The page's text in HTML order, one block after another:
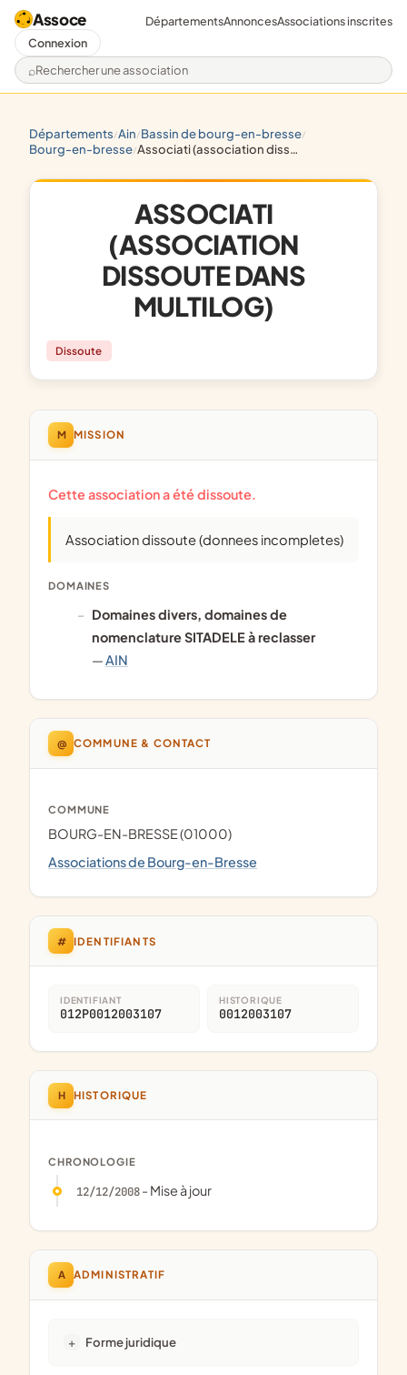
Assoce
Rechercher une association
DépartementsAnnoncesAssociations inscrites
Connexion
départements/ ain/ bassin de bourg-en-bresse/
bourg-en-bresse/ associati (association dissoute dans multilog)
ASSOCIATI
(ASSOCIATION
DISSOUTE DANS
MULTILOG)
Dissoute
M MISSION
Cette association a été dissoute.
Association dissoute (donnees incompletes)
DOMAINES
domaines divers, domaines de
nomenclature SITADELE à reclasser
—AIN
@ COMMUNE & CONTACT
COMMUNE
BOURG-EN-BRESSE (01000)
Associations de Bourg-en-Bresse
# IDENTIFIANTS
IDENTIFIANT
012P0012003107
HISTORIQUE
0012003107
H HISTORIQUE
CHRONOLOGIE
12/12/2008- Mise à jour
A ADMINISTRATIF
Forme juridique